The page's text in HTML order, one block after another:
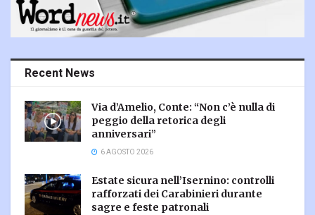
Recent News
Via d’Amelio, Conte: “Non c’è nulla di
peggio della retorica degli
anniversari”
6 AGOSTO 2026
Estate sicura nell’Isernino: controlli
rafforzati dei Carabinieri durante
sagre e feste patronali